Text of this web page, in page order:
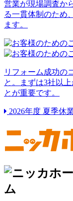
営業が現場調査か
る一貫体制のため
ます。
リフォーム成功の
と。まずは3社以
とが重要です。
2026年度 夏季休